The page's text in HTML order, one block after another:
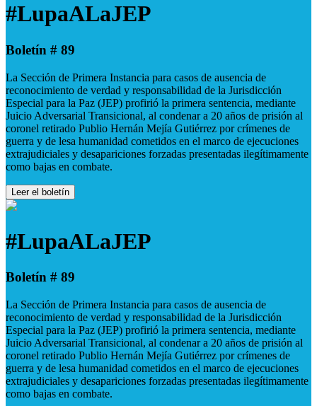
#LupaALaJEP
Boletín # 89
La Sección de Primera Instancia para casos de ausencia de
reconocimiento de verdad y responsabilidad de la Jurisdicción
Especial para la Paz (JEP) profirió la primera sentencia, mediante
Juicio Adversarial Transicional, al condenar a 20 años de prisión al
coronel retirado Publio Hernán Mejía Gutiérrez por crímenes de
guerra y de lesa humanidad cometidos en el marco de ejecuciones
extrajudiciales y desapariciones forzadas presentadas ilegítimamente
como bajas en combate.
Leer el boletín
#LupaALaJEP
Boletín # 89
La Sección de Primera Instancia para casos de ausencia de
reconocimiento de verdad y responsabilidad de la Jurisdicción
Especial para la Paz (JEP) profirió la primera sentencia, mediante
Juicio Adversarial Transicional, al condenar a 20 años de prisión al
coronel retirado Publio Hernán Mejía Gutiérrez por crímenes de
guerra y de lesa humanidad cometidos en el marco de ejecuciones
extrajudiciales y desapariciones forzadas presentadas ilegítimamente
como bajas en combate.